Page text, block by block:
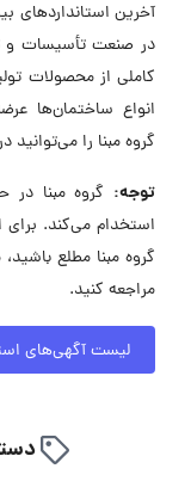
آخرین استانداردهای
در صنعت تأسیسات و
کاملی از محصولات
انواع ساختمان‌ها
گروه مبنا را
توجه:
استخدام می‌کند. برای
گروه مبنا مطلع
مراجعه کنید.
لیست آگهی‌های